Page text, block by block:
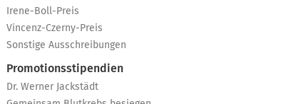
Irene-Boll-Preis
Vincenz-Czerny-Preis
Sonstige Ausschreibungen
Promotionsstipendien
Dr. Werner Jackstädt